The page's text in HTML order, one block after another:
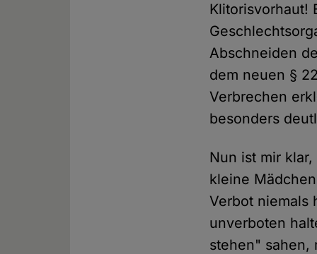
Klitorisvorhaut!
Abschneiden
dem neuen §
Verbrechen
besonders
Nun ist mir
kleine
Verbot niemals
unverboten
stehen" sahen,